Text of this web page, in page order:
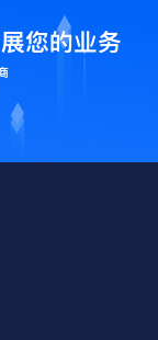
您的业务